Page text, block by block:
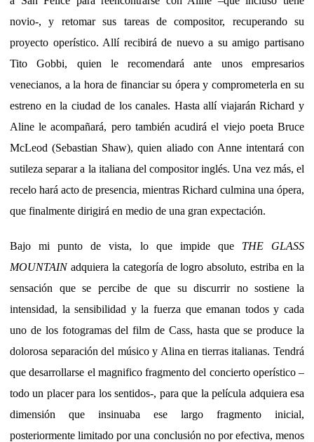
novio-, y retomar sus tareas de compositor, recuperando su
proyecto operístico. Allí recibirá de nuevo a su amigo partisano
Tito Gobbi, quien le recomendará ante unos empresarios
venecianos, a la hora de financiar su ópera y comprometerla en su
estreno en la ciudad de los canales. Hasta allí viajarán Richard y
Aline le acompañará, pero también acudirá el viejo poeta Bruce
McLeod (Sebastian Shaw), quien aliado con Anne intentará con
sutileza separar a la italiana del compositor inglés. Una vez más, el
recelo hará acto de presencia, mientras Richard culmina una ópera,
que finalmente dirigirá en medio de una gran expectación.
Bajo mi punto de vista, lo que impide que THE GLASS
MOUNTAINadquiera la categoría de logro absoluto, estriba en la
sensación que se percibe de que su discurrir no sostiene la
intensidad, la sensibilidad y la fuerza que emanan todos y cada
uno de los fotogramas del film de Cass, hasta que se produce la
dolorosa separación del músico y Alina en tierras italianas. Tendrá
que desarrollarse el magnifico fragmento del concierto operístico –
todo un placer para los sentidos-, para que la película adquiera esa
dimensión que insinuaba ese largo fragmento inicial,
posteriormente limitado por una conclusión no por efectiva, menos